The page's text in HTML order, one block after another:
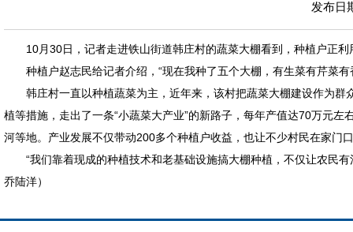
发布日
10月30日，记者走进铁山街道韩庄村的蔬菜大棚看到，种植户正
种植户赵志民给记者介绍，“现在我种了五个大棚，有生菜有芹菜
韩庄村一直以种植蔬菜为主，近年来，该村把蔬菜大棚建设作为
植等措施，走出了一条“小蔬菜大产业”的新路子，每年产值达70万元
河等地。产业发展不仅带动200多个种植户收益，也让不少村民在家门
“我们靠着现成的种植技术和老基础设施搞大棚种植，不仅让农民
乔陆洋）